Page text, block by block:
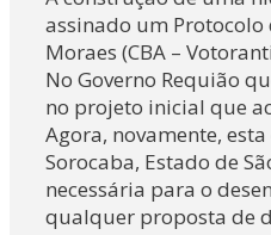
assinado um Protocolo
Moraes (CBA –
No Governo Requião
no projeto inicial que
Agora, novamente,
Sorocaba, Estado de
necessária para o
qualquer proposta de